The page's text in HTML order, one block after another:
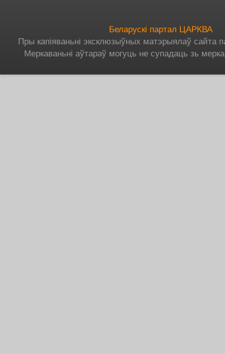
Беларускі партал ЦАРКВА
Пры капіяваньні эксклюзыўных матэрыялаў сайта
Меркаваньні аўтараў могуць не супадаць зь